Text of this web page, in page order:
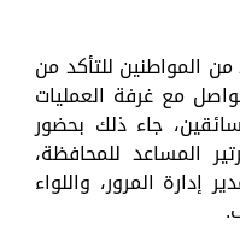
المواطنين للتأكد من
مع غرفة العمليات
جاء ذلك بحضور
المساعد للمحافظة،
إدارة المرور، واللواء